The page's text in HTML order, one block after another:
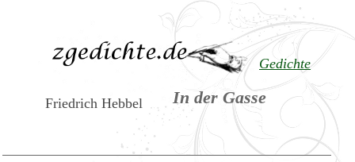
Gedichte
In der Gasse
Friedrich Hebbel